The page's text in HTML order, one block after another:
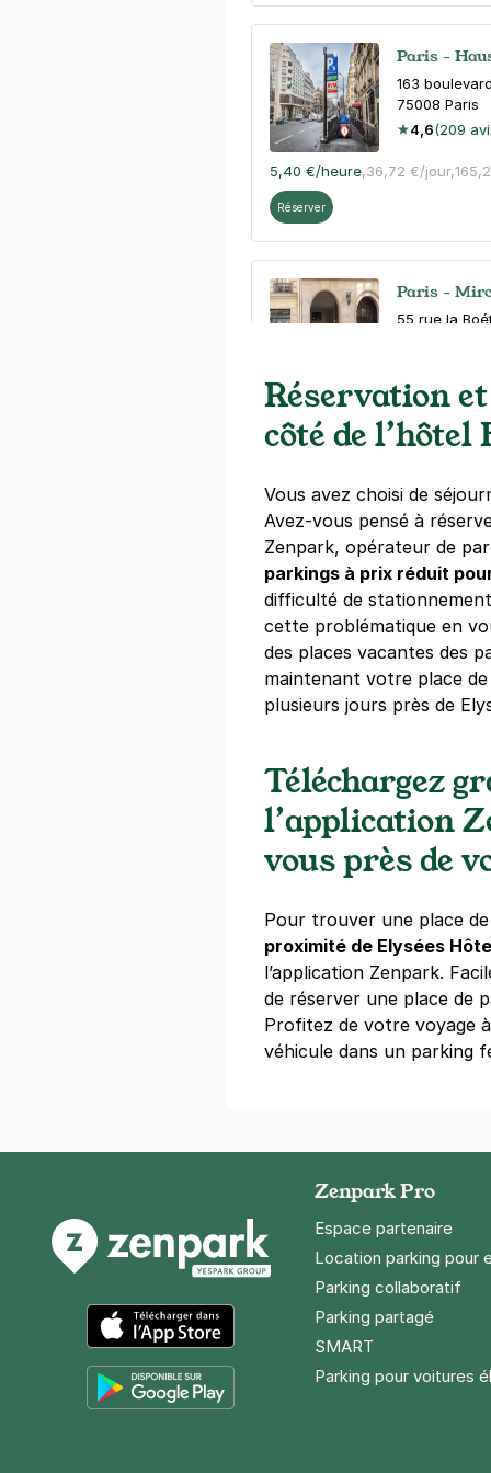
Paris -
163
75008 Paris
4,6(209
5,40 €/heure,36,72 €/jour,
Réserver
Paris -
55 rue la
+ Abonnements disponibles
Paris -
25 quai
75007Paris
4,6(620
5,60 €/heure 42,78 €/jour,
Réserver
18 rue de
75008
Paris
4,4(134
5,40 € /heure ,36,72 €/jour,
Réserver
Paris -
127 rue de
75007Paris
Réserver
+ Abonnements disponibles
Paris -
21 place de
75008
/heure,50,40 €/jour,
Réservation
côté de l’hôtel
Vous avez choisi de
Avez-vous pensé à
Zenpark, opérateur de
parkings à prix réduit
difficulté de
cette problématique en
des places vacantes des
maintenant votre place
plusieurs jours près de
Téléchargez
l’application
vous près de
Pour trouver une place de
proximité de Elysées
l’application Zenpark.
de réserver une place de
Profitez de votre voyage
véhicule dans un parking
App Store
Zenpark Pro
Espace partenaire
Location parking pour
Parking collaboratif
Parking partagé
SMART
Parking pour voitures